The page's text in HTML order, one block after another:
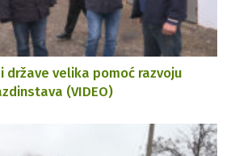
države velika pomoć razvoju
(VIDEO)